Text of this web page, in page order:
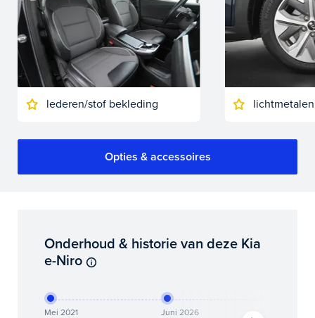
lederen/stof bekleding
Opties & accessoires
Onderhoud & historie van deze Kia
e-Niro
Mei 2021 Juni 2026